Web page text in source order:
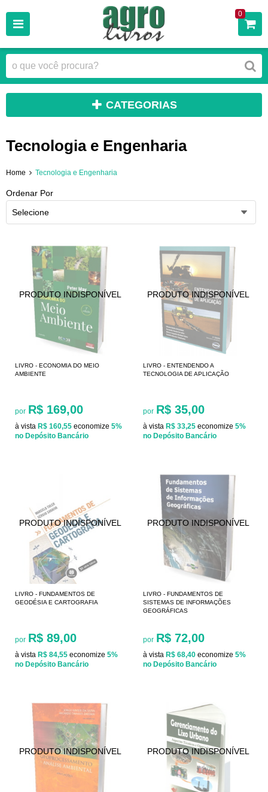
0
CATEGORIAS
Tecnologia e Engenharia
Home Tecnologia e Engenharia
Ordenar Por
Selecione
LIVRO - ECONOMIA DO MEIO
AMBIENTE
por R$ 169,00
à vista R$ 160,55 economize 5%
no Depósito Bancário
LIVRO - ENTENDENDO A
TECNOLOGIA DE APLICAÇÃO
por R$ 35,00
à vista R$ 33,25 economize 5%
no Depósito Bancário
LIVRO - FUNDAMENTOS DE
GEODÉSIA E CARTOGRAFIA
por R$ 89,00
à vista R$ 84,55 economize 5%
no Depósito Bancário
LIVRO - FUNDAMENTOS DE
SISTEMAS DE INFORMAÇÕES
GEOGRÁFICAS
por R$ 72,00
à vista R$ 68,40 economize 5%
no Depósito Bancário